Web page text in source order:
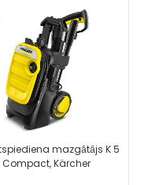
mazgātājs K 5
Compact, Kärcher